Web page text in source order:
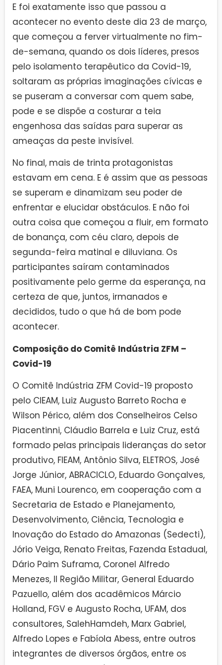
E foi exatamente isso que passou a
acontecer no evento deste dia 23 de março,
que começou a ferver virtualmente no fim-
de-semana, quando os dois líderes, presos
pelo isolamento terapêutico da Covid-19,
soltaram as próprias imaginações cívicas e
se puseram a conversar com quem sabe,
pode e se dispõe a costurar a teia
engenhosa das saídas para superar as
ameaças da peste invisível.
No final, mais de trinta protagonistas
estavam em cena. E é assim que as pessoas
se superam e dinamizam seu poder de
enfrentar e elucidar obstáculos. E não foi
outra coisa que começou a fluir, em formato
de bonança, com céu claro, depois de
segunda-feira matinal e diluviana. Os
participantes saíram contaminados
positivamente pelo germe da esperança, na
certeza de que, juntos, irmanados e
decididos, tudo o que há de bom pode
acontecer.
Composição do Comitê Indústria ZFM –
Covid-19
O Comitê Indústria ZFM Covid-19 proposto
pelo CIEAM, Luiz Augusto Barreto Rocha e
Wilson Périco, além dos Conselheiros Celso
Piacentinni, Cláudio Barrela e Luiz Cruz, está
formado pelas principais lideranças do setor
produtivo, FIEAM, Antônio Silva, ELETROS, José
Jorge Júnior, ABRACICLO, Eduardo Gonçalves,
FAEA, Muni Lourenco, em cooperação com a
Secretaria de Estado e Planejamento,
Desenvolvimento, Ciência, Tecnologia e
Inovação do Estado do Amazonas (Sedecti),
Jório Veiga, Renato Freitas, Fazenda Estadual,
Dário Paim Suframa, Coronel Alfredo
Menezes, II Região Militar, General Eduardo
Pazuello, além dos acadêmicos Márcio
Holland, FGV e Augusto Rocha, UFAM, dos
consultores, SalehHamdeh, Marx Gabriel,
Alfredo Lopes e Fabíola Abess, entre outros
integrantes de diversos órgãos, entre os